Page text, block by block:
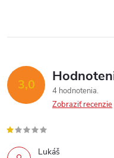
3,0
4 hodnotenia
Zobraziť recenzie
Lukáš